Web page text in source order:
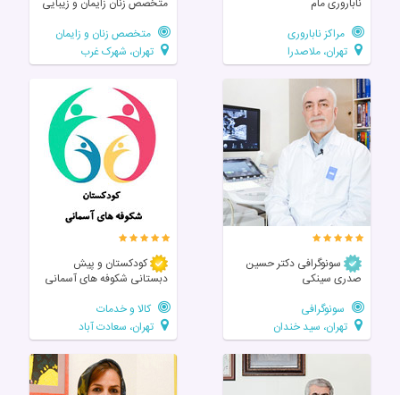
مراکز ناباروری
تهران، ملاصدرا
متخصص زنان و زایمان
تهران، شهرک غرب
سونوگرافی دکتر حسین
صدری سینکی
سونوگرافی
تهران، سید خندان
کودکستان و پیش
دبستانی شکوفه های آسمانی
کالا و خدمات
تهران، سعادت آباد